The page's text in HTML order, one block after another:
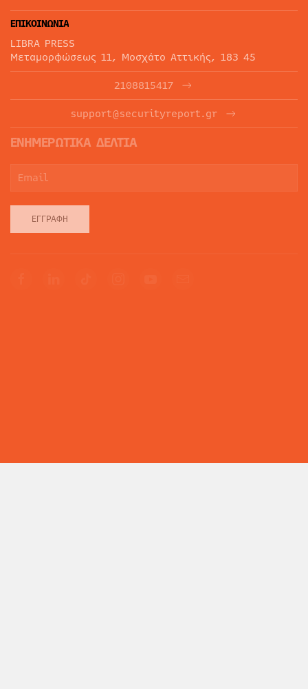
ΕΠΙΚΟΙΝΩΝΙΑ
LIBRA PRESS
Μεταμορφώσεως 11, Μοσχάτο Αττικής, 183 45
2108815417
support@securityreport.gr
ΕΝΗΜΕΡΩΤΙΚΑ ΔΕΛΤΙΑ
ΕΓΓΡΑΦΉ